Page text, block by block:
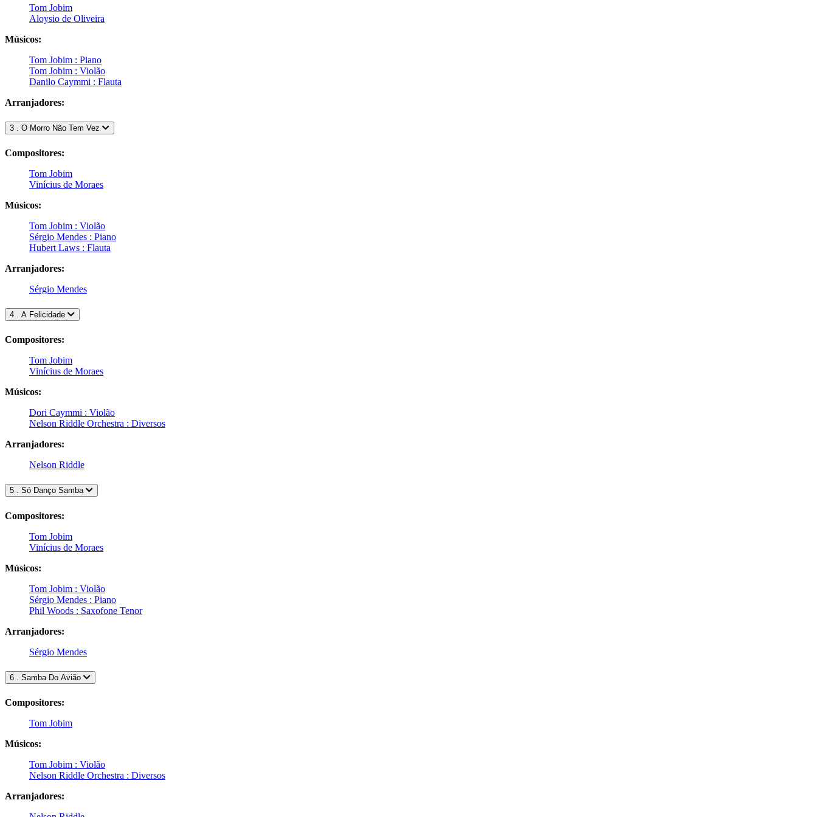
Tom Jobim
Aloysio de Oliveira
Músicos:
Tom Jobim : Piano
Tom Jobim : Violão
Danilo Caymmi : Flauta
Arranjadores:
3 . O Morro Não Tem Vez
Compositores:
Tom Jobim
Vinícius de Moraes
Músicos:
Tom Jobim : Violão
Sérgio Mendes : Piano
Hubert Laws : Flauta
Arranjadores:
Sérgio Mendes
4 . A Felicidade
Compositores:
Tom Jobim
Vinícius de Moraes
Músicos:
Dori Caymmi : Violão
Nelson Riddle Orchestra : Diversos
Arranjadores:
Nelson Riddle
5 . Só Danço Samba
Compositores:
Tom Jobim
Vinícius de Moraes
Músicos:
Tom Jobim : Violão
Sérgio Mendes : Piano
Phil Woods : Saxofone Tenor
Arranjadores:
Sérgio Mendes
6 . Samba Do Avião
Compositores:
Tom Jobim
Músicos:
Tom Jobim : Violão
Nelson Riddle Orchestra : Diversos
Arranjadores: